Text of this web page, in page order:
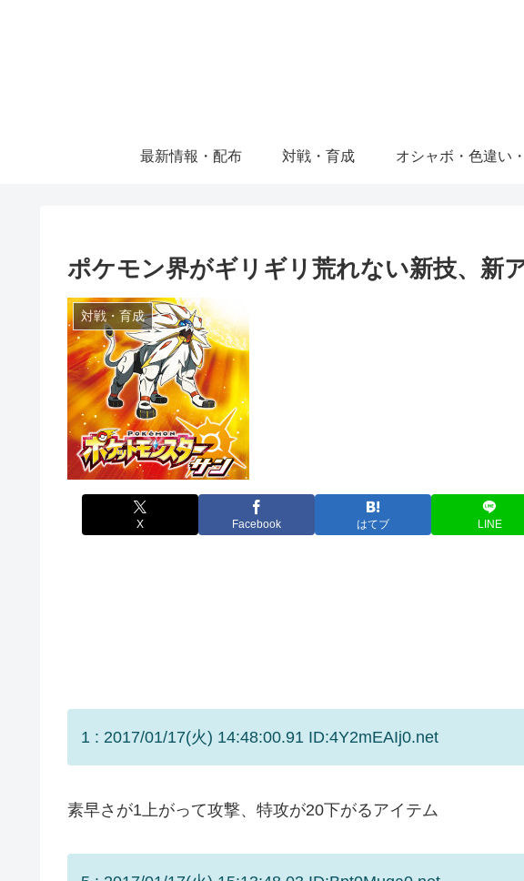
最新情報・配布 対戦・育成 オシャボ・色違い
ポケモン界がギリギリ荒れない新技、新
対戦・育成
X Facebook はてブ LINE
1 : 2017/01/17(火) 14:48:00.91 ID:4Y2mEAIj0.net
素早さが1上がって攻撃、特攻が20下がるアイテム